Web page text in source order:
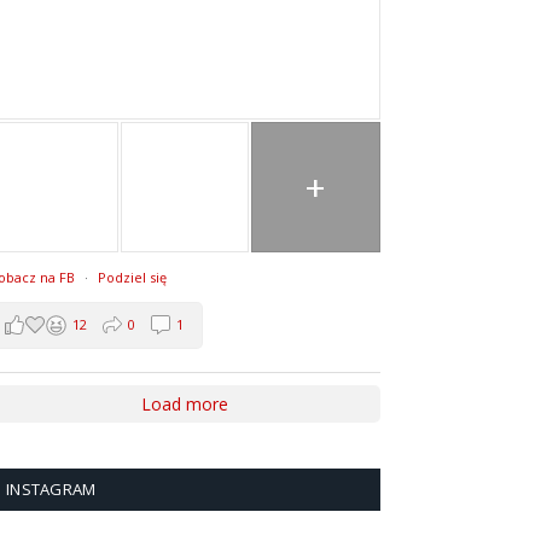
+
na FB · Podziel się
12 0 1
Load more
INSTAGRAM